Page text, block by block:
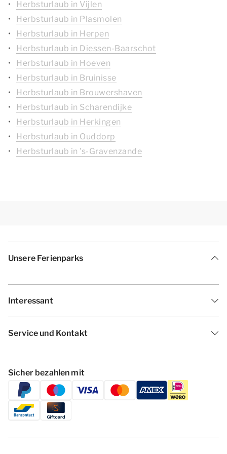
Herbsturlaub in Vijlen
Herbsturlaub in Plasmolen
Herbsturlaub in Herpen
Herbsturlaub in Diessen-Baarschot
Herbsturlaub in Hoeven
Herbsturlaub in Bruinisse
Herbsturlaub in Brouwershaven
Herbsturlaub in Scharendijke
Herbsturlaub in Herkingen
Herbsturlaub in Ouddorp
Herbsturlaub in 's-Gravenzande
Unsere Ferienparks
Interessant
Service und Kontakt
Sicher bezahlen mit